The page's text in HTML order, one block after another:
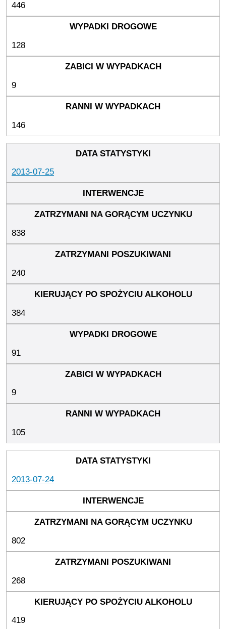
446
128
9
146
2013-07-25
838
240
384
91
9
105
2013-07-24
802
268
419